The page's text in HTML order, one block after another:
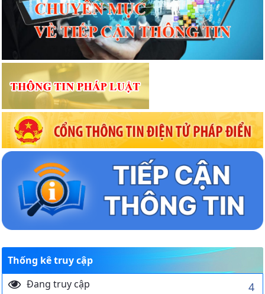
Thống kê truy cập
Đang truy cập
4